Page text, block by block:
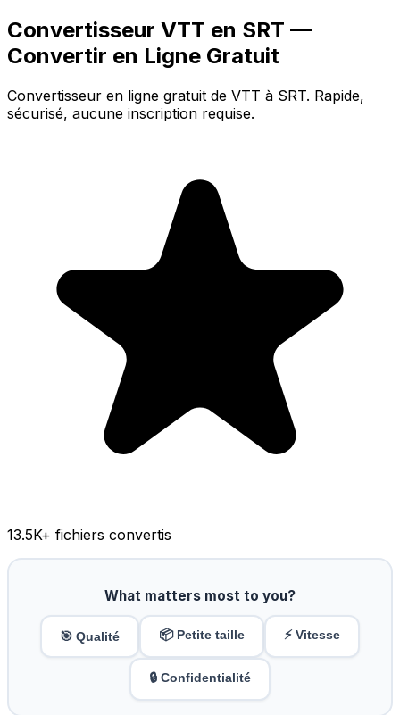
Convertisseur VTT en SRT —
Convertir en Ligne Gratuit
Convertisseur en ligne gratuit de VTT à SRT. Rapide,
sécurisé, aucune inscription requise.
13.5K+ fichiers convertis
What matters most to you?
🎯 Qualité 📦 Petite taille ⚡ Vitesse
🔒 Confidentialité